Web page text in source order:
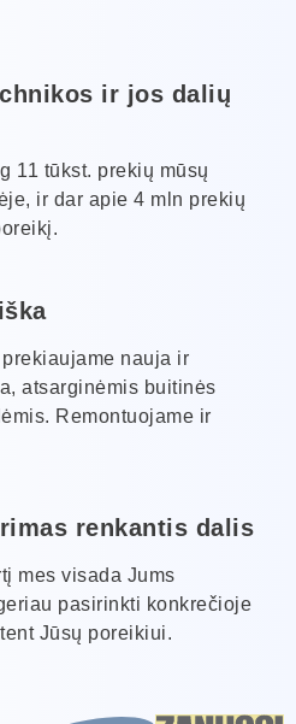
ir jos dalių
11 tūkst. prekių mūsų
ir dar apie 4 mln prekių
nauja ir
atsarginėmis buitinės
Remontuojame ir
renkantis dalis
mes visada Jums
pasirinkti konkrečioje
Jūsų poreikiui.